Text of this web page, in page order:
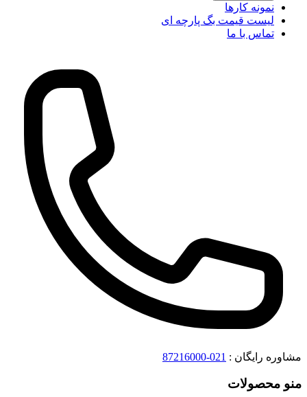
نمونه کارها
لیست قیمت بگ پارچه ای
تماس با ما
مشاوره رایگان : 021-87216000
منو محصولات